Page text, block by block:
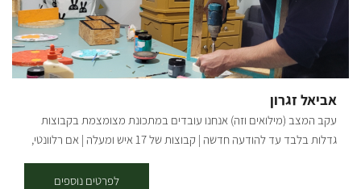
שיש. מגע ישיר, יצירות מיוחדות מלאות אופי ומרשימות. יציקות גבס: ללמוד
את סוד התבניות, לשחק עם אלמנטים מהיער והצומח וליצור תמונה
שמנציחה את הביקור בטבע בקו נקי וטבעי. פיסול בחוטי ברזל: "ציור
בתלת-ממד". יצירת אובייקטים עדינים המשלבים טבע ופיסול. הסדנה
מאמינים שחוויה טובה מתחילה בהקשבה, ולכן אנחנו מזמינים אתכם לדבר
איתנו ולהתאים את הסדנא לחלומות שלכם: סדנאות זוגיות אינטימיות
ורומנטיות. ימי גיבוש לצוותים שרוצים לצאת מהקופסה. חגיגות משפחתיות
רב-דוריות סבתא, אמא ונכדה סביב שולחן אחד. אפשרות לתיאום סדנאות
אביאל זגרון
עקב המצב (מילואים וזה) אנחנו עובדים במתכונת מצומצמת בקבוצות
גדלות בלבד עד להודעה חדשה | קבוצות של 17 איש ומעלה | אם רלוונטי,
לסטודיו שלנו במושב תקומה, בו אני מעביר סדנת עץ חוויתית תוך לימוד
לפרטים נוספים